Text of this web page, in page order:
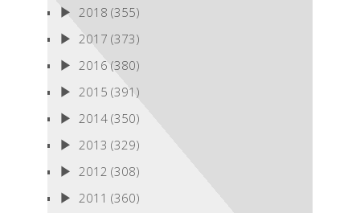
2018 (355)
2017 (373)
2016 (380)
2015 (391)
2014 (350)
2013 (329)
2012 (308)
2011 (360)